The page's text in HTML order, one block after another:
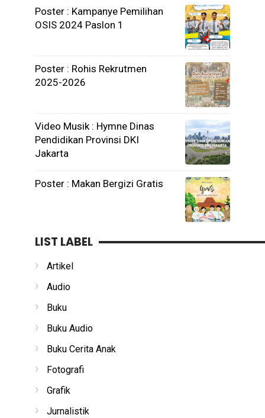
Poster : Kampanye Pemilihan
OSIS 2024 Paslon 1
Poster : Rohis Rekrutmen
2025-2026
Video Musik : Hymne Dinas
Pendidikan Provinsi DKI
Jakarta
Poster : Makan Bergizi Gratis
LIST LABEL
Artikel
Audio
Buku
Buku Audio
Buku Cerita Anak
Fotografi
Grafik
Jurnalistik